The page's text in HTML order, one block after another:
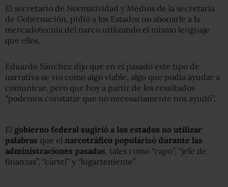
El secretario de Normatividad y Medios de la secretaría
de Gobernación, pidió a los Estados no abonarle a la
mercadotecnia del narco utilizando el mismo lenguaje
que ellos.
Eduardo Sánchez dijo que en el pasado este tipo de
narrativa se vio como algo viable, algo que podía ayudar a
comunicar, pero que hoy a partir de los resultados
“podemos constatar que no necesariamente nos ayudó”.
El gobierno federal sugirió a los estados no utilizar
palabras que el narcotráfico popularizó durante las
administraciones pasadas, tales como “capo”, “jefe de
finanzas”, “cártel” y “lugarteniente”.